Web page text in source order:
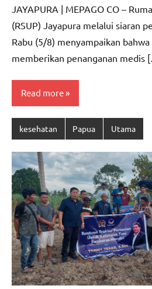
JAYAPURA | MEPAGO CO –
(RSUP) Jayapura melalui siaran
Rabu (5/8) menyampaikan
memberikan penanganan medis
Read more
kesehatan Papua Utama